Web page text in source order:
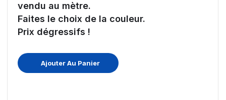
vendu au mètre.
Faites le choix de la couleur.
Prix dégressifs !
Ajouter Au Panier